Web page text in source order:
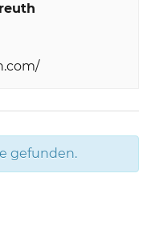
gefunden.